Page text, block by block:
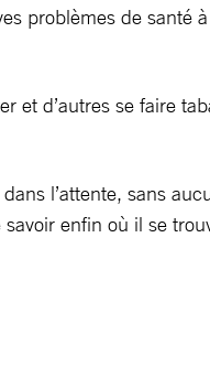
problèmes de santé
et d’autres se faire
l’attente, sans
savoir enfin où il se